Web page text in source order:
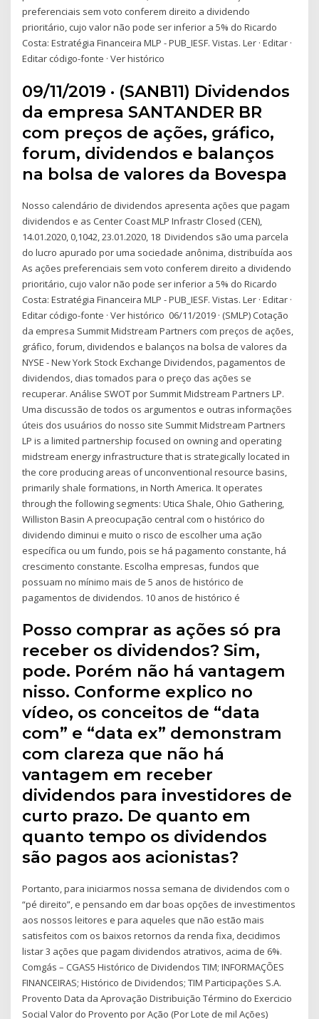
preferenciais sem voto conferem direito a dividendo
prioritário, cujo valor não pode ser inferior a 5% do Ricardo
Costa: Estratégia Financeira MLP - PUB_IESF. Vistas. Ler · Editar ·
Editar código-fonte · Ver histórico
09/11/2019 · (SANB11) Dividendos
da empresa SANTANDER BR
com preços de ações, gráfico,
forum, dividendos e balanços
na bolsa de valores da Bovespa
Nosso calendário de dividendos apresenta ações que pagam
dividendos e as Center Coast MLP Infrastr Closed (CEN),
14.01.2020, 0,1042, 23.01.2020, 18 Dividendos são uma parcela
do lucro apurado por uma sociedade anônima, distribuída aos
As ações preferenciais sem voto conferem direito a dividendo
prioritário, cujo valor não pode ser inferior a 5% do Ricardo
Costa: Estratégia Financeira MLP - PUB_IESF. Vistas. Ler · Editar ·
Editar código-fonte · Ver histórico 06/11/2019 · (SMLP) Cotação
da empresa Summit Midstream Partners com preços de ações,
gráfico, forum, dividendos e balanços na bolsa de valores da
NYSE - New York Stock Exchange Dividendos, pagamentos de
dividendos, dias tomados para o preço das ações se
recuperar. Análise SWOT por Summit Midstream Partners LP.
Uma discussão de todos os argumentos e outras informações
úteis dos usuários do nosso site Summit Midstream Partners
LP is a limited partnership focused on owning and operating
midstream energy infrastructure that is strategically located in
the core producing areas of unconventional resource basins,
primarily shale formations, in North America. It operates
through the following segments: Utica Shale, Ohio Gathering,
Williston Basin A preocupação central com o histórico do
dividendo diminui e muito o risco de escolher uma ação
específica ou um fundo, pois se há pagamento constante, há
crescimento constante. Escolha empresas, fundos que
possuam no mínimo mais de 5 anos de histórico de
pagamentos de dividendos. 10 anos de histórico é
Posso comprar as ações só pra
receber os dividendos? Sim,
pode. Porém não há vantagem
nisso. Conforme explico no
vídeo, os conceitos de “data
com” e “data ex” demonstram
com clareza que não há
vantagem em receber
dividendos para investidores de
curto prazo. De quanto em
quanto tempo os dividendos
são pagos aos acionistas?
Portanto, para iniciarmos nossa semana de dividendos com o
“pé direito”, e pensando em dar boas opções de investimentos
aos nossos leitores e para aqueles que não estão mais
satisfeitos com os baixos retornos da renda fixa, decidimos
listar 3 ações que pagam dividendos atrativos, acima de 6%.
Comgás – CGAS5 Histórico de Dividendos TIM; INFORMAÇÕES
FINANCEIRAS; Histórico de Dividendos; TIM Participações S.A.
Provento Data da Aprovação Distribuição Término do Exercicio
Social Valor do Provento por Ação (Por Lote de mil Ações)